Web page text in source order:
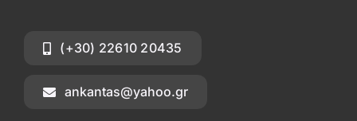
(+30) 22610 20435
ankantas@yahoo.gr